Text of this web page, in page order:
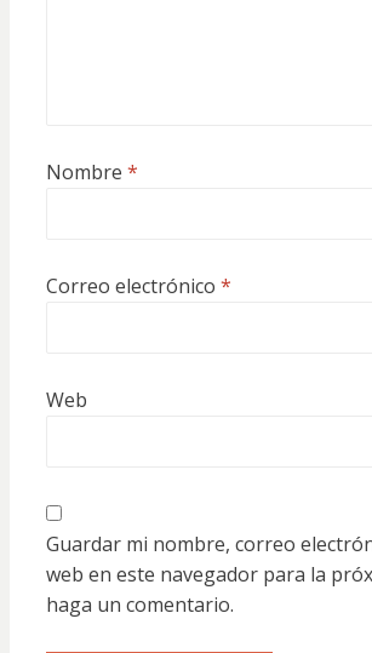
Nombre *
Correo electrónico *
Web
Guardar mi nombre, correo
web en este navegador para la
haga un comentario.